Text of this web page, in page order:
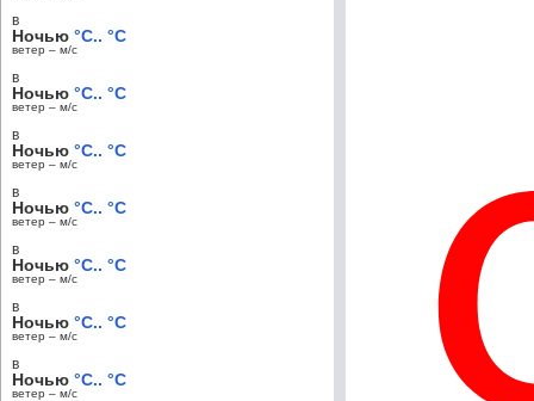
в
Ночью °C.. °C
ветер – м/c
в
Ночью °C.. °C
ветер – м/c
в
Ночью °C.. °C
ветер – м/c
в
Ночью °C.. °C
ветер – м/c
в
Ночью °C.. °C
ветер – м/c
в
Ночью °C.. °C
ветер – м/c
в
Ночью °C.. °C
ветер – м/c